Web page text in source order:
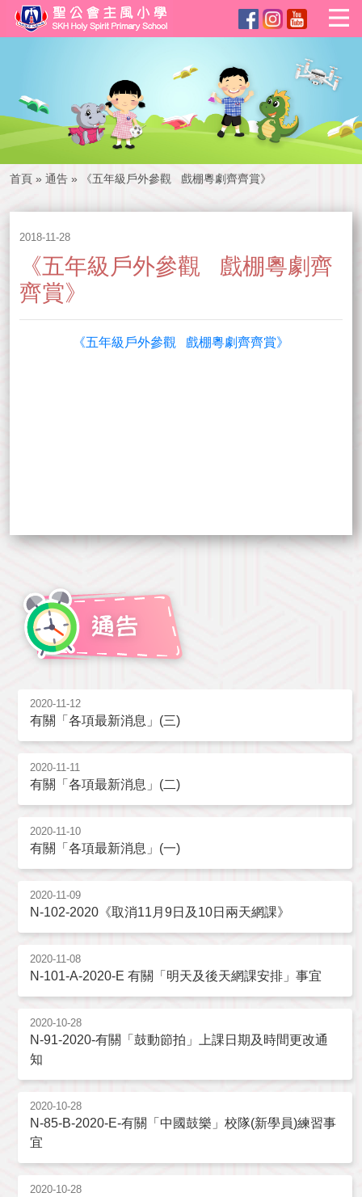
首頁 » 通告 » 《五年級戶外參觀 戲棚粵劇齊齊賞》
2018-11-28
《五年級戶外參觀 戲棚粵劇齊
齊賞》
《五年級戶外參觀 戲棚粵劇齊齊賞》
2020-11-12
有關「各項最新消息」(三)
2020-11-11
有關「各項最新消息」(二)
2020-11-10
有關「各項最新消息」(一)
2020-11-09
N-102-2020《取消11月9日及10日兩天網課》
2020-11-08
N-101-A-2020-E 有關「明天及後天網課安排」事宜
2020-10-28
N-91-2020-有關「鼓動節拍」上課日期及時間更改通
知
2020-10-28
N-85-B-2020-E-有關「中國鼓樂」校隊(新學員)練習事
宜
2020-10-28